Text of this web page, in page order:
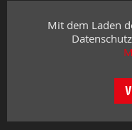
Mit dem Laden